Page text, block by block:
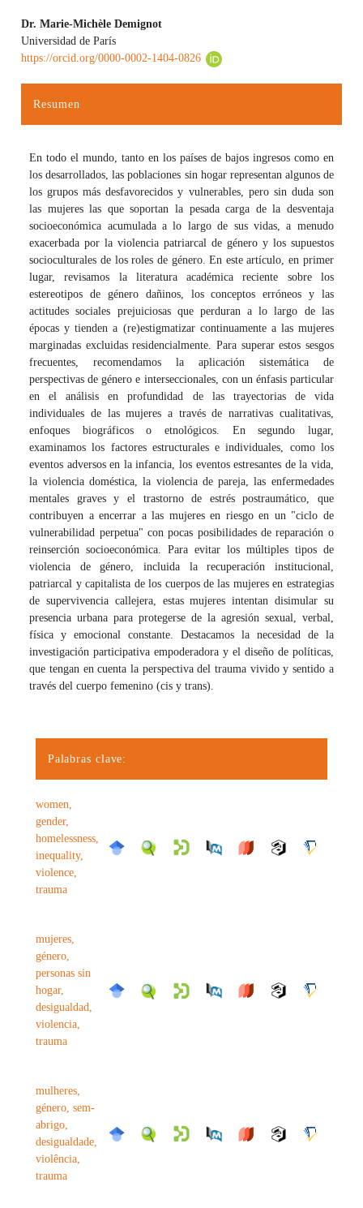
Contenido principal del artículo
Dr. Marie-Michèle Demignot
Universidad de París
https://orcid.org/0000-0002-1404-0826
Resumen
En todo el mundo, tanto en los países de bajos ingresos como en
los desarrollados, las poblaciones sin hogar representan algunos de
los grupos más desfavorecidos y vulnerables, pero sin duda son
las mujeres las que soportan la pesada carga de la desventaja
socioeconómica acumulada a lo largo de sus vidas, a menudo
exacerbada por la violencia patriarcal de género y los supuestos
socioculturales de los roles de género. En este artículo, en primer
lugar, revisamos la literatura académica reciente sobre los
estereotipos de género dañinos, los conceptos erróneos y las
actitudes sociales prejuiciosas que perduran a lo largo de las
épocas y tienden a (re)estigmatizar continuamente a las mujeres
marginadas excluidas residencialmente. Para superar estos sesgos
frecuentes, recomendamos la aplicación sistemática de
perspectivas de género e interseccionales, con un énfasis particular
en el análisis en profundidad de las trayectorias de vida
individuales de las mujeres a través de narrativas cualitativas,
enfoques biográficos o etnológicos. En segundo lugar,
examinamos los factores estructurales e individuales, como los
eventos adversos en la infancia, los eventos estresantes de la vida,
la violencia doméstica, la violencia de pareja, las enfermedades
mentales graves y el trastorno de estrés postraumático, que
contribuyen a encerrar a las mujeres en riesgo en un "ciclo de
vulnerabilidad perpetua" con pocas posibilidades de reparación o
reinserción socioeconómica. Para evitar los múltiples tipos de
violencia de género, incluida la recuperación institucional,
patriarcal y capitalista de los cuerpos de las mujeres en estrategias
de supervivencia callejera, estas mujeres intentan disimular su
presencia urbana para protegerse de la agresión sexual, verbal,
física y emocional constante. Destacamos la necesidad de la
investigación participativa empoderadora y el diseño de políticas,
que tengan en cuenta la perspectiva del trauma vivido y sentido a
través del cuerpo femenino (cis y trans).
Palabras clave:
women,
gender,
homelessness,
inequality,
violence,
trauma
mujeres,
género,
personas sin
hogar,
desigualdad,
violencia,
trauma
mulheres,
género, sem-
abrigo,
desigualdade,
violência,
trauma